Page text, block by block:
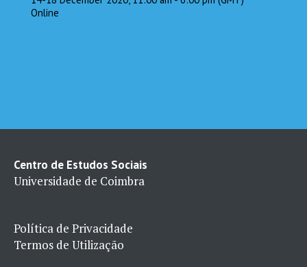
Online
Centro de Estudos Sociais
Universidade de Coimbra
Política de Privacidade
Termos de Utilização